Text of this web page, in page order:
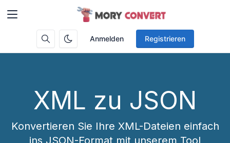
Anmelden Registrieren
XML zu JSON
Konvertieren Sie Ihre XML-Dateien einfach
ins JSON-Format mit unserem Tool